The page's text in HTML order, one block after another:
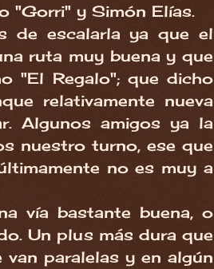
"Gorri" y Simón Elías.
de escalarla ya que el
ruta muy buena y que
"El Regalo"; que dicho
relativamente nueva
Algunos amigos ya la
nuestro turno, ese que
no es muy a
vía bastante buena, o
Un plus más dura que
paralelas y en algún